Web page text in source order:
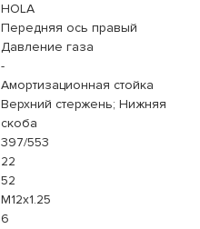
HOLA
Передняя ось правый
Давление газа
-
Амортизационная стойка
Верхний стержень; Нижняя
скоба
397/553
22
52
M12x1.25
6